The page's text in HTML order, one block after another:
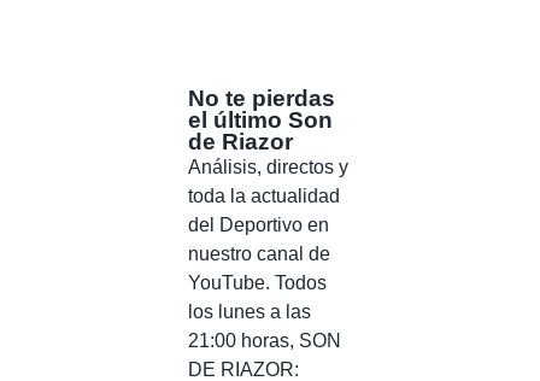
No te pierdas
el último Son
de Riazor
Análisis, directos y
toda la actualidad
del Deportivo en
nuestro canal de
YouTube. Todos
los lunes a las
21:00 horas, SON
DE RIAZOR: